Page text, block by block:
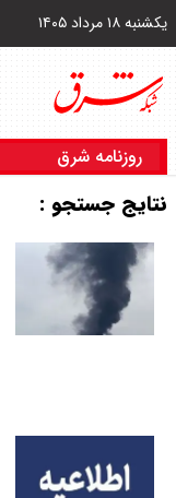
یکشنبه ۱۸ مرداد ۱۴۰۵
روزنامه شرق
نتایج جستجو :